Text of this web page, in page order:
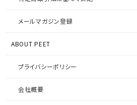
メールマガジン登録
ABOUT PEET
プライバシーポリシー
会社概要